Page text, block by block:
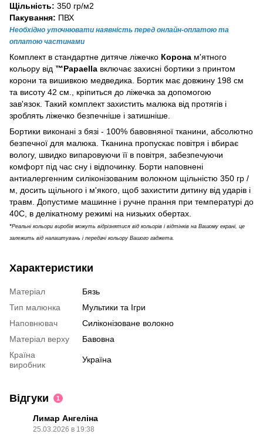
Щільність: 350 гр/м2
Пакування: ПВХ
Необхідно уточнювати наявність перед онлайн-оплатою та
оплатою частинами
Комплект в стандартне дитяче ліжечко Корона м'ятного
кольору від ™Papaella включає захисні бортики з принтом
корони та вишивкою медведика. Бортик має довжину 198 см
та висоту 42 см., кріпиться до ліжечка за допомогою
зав'язок. Такий комплект захистить малюка від протягів і
зроблять ліжечко безпечніше і затишніше.
Бортики виконані з бязі - 100% бавовняної тканини, абсолютно
безпечної для малюка. Тканина пропускає повітря і вбирає
вологу, швидко випаровуючи її в повітря, забезпечуючи
комфорт під час сну і відпочинку. Борти наповнені
антиалергенним силіконізованим волокном щільністю 350 гр /
м, досить щільного і м'якого, щоб захистити дитину від ударів і
травм. Допустиме машинне і ручне прання при температурі до
40С, в делікатному режимі на низьких обертах.
*Реальні кольори виробів можуть відрізнятися від кольорів і відтінків на Вашому екрані, це
залежить від налаштувань і передачі кольору Вашого гаджета.
Характеристики
Матеріал
Бязь
Тип малюнка
Мультики та Ігри
Наповнювач
Силіконізоване волокно
Матеріал верху
Бавовна
Країна
виробник
Україна
Відгуки 1
Лимар Ангеліна
25.03.2026 в 19:38